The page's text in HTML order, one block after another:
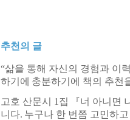
추천의 글
“삶을 통해 자신의 경험과 이
하기에 충분하기에 책의 추천
고호 산문시 1 집
『너 아니면
니다. 누구나 한 번쯤 고민하